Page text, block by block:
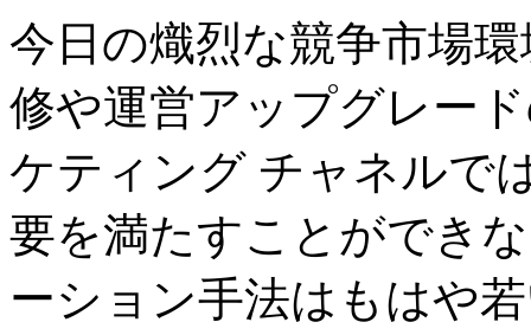
今日の熾烈な競争市場
修や運営アップグレー
ケティング チャネルで
要を満たすことができ
ーション手法はもはや